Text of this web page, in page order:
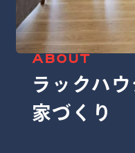
ABOUT
ラックハ
家づくり